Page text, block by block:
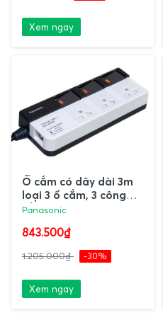
Xem ngay
Ổ cắm có dây dài 3m
loại 3 ổ cắm, 3 công
tắc phụ WCHG28334
Panasonic
843.500₫
1.205.000₫ -30%
Xem ngay